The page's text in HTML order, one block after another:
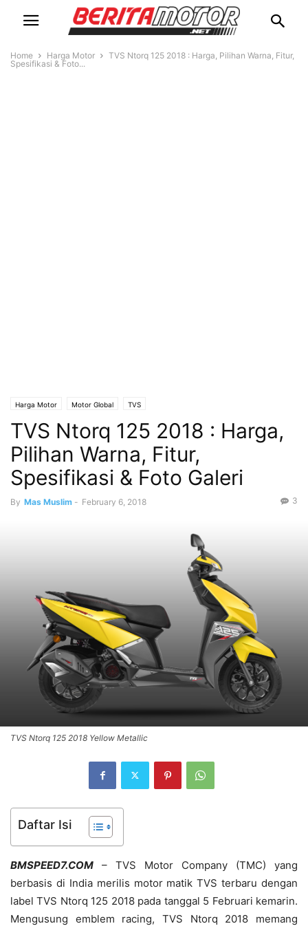
Home Harga Motor
TVS Ntorq 125 2018 : Harga, Pilihan Warna, Fitur,
Spesifikasi & Foto...
Harga Motor Motor Global TVS
TVS Ntorq 125 2018 : Harga,
Pilihan Warna, Fitur,
Spesifikasi & Foto Galeri
By Mas Muslim - February 6, 2018 3
TVS Ntorq 125 2018 Yellow Metallic
Daftar Isi
BMSPEED7.COM – TVS Motor Company (TMC) yang
berbasis di India merilis motor matik TVS terbaru dengan
label TVS Ntorq 125 2018 pada tanggal 5 Februari kemarin.
Mengusung emblem racing, TVS Ntorq 2018 memang